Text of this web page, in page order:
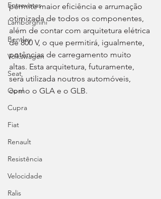
Entrevistas
Lamborghini
Bentley
Volkswagen
Seat
Opel
Cupra
Fiat
Renault
Resistência
Velocidade
Ralis
permite maior eficiência e arrumação
otimizada de todos os componentes,
além de contar com arquitetura elétrica
de 800 V, o que permitirá, igualmente,
potências de carregamento muito
altas. Esta arquitetura, futuramente,
será utilizada noutros automóveis,
como o GLA e o GLB.